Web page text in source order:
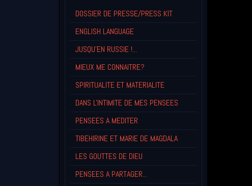
DOSSIER DE PRESSE/PRESS KIT
ENGLISH LANGUAGE
JUSQU'EN RUSSIE !...
MIEUX ME CONNAITRE?
SPIRITUALITE ET MATERIALITE
DANS L'INTIMITE DE MES PENSEES
PENSEES A MEDITER
TIBEHIRINE ET MARIE DE MAGDALA
LES GOUTTES DE DIEU
PENSEES A PARTAGER...